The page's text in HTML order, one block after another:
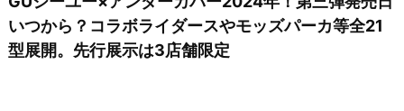
いつから？コラボライダースやモッズパーカ等全21
型展開。先行展示は3店舗限定